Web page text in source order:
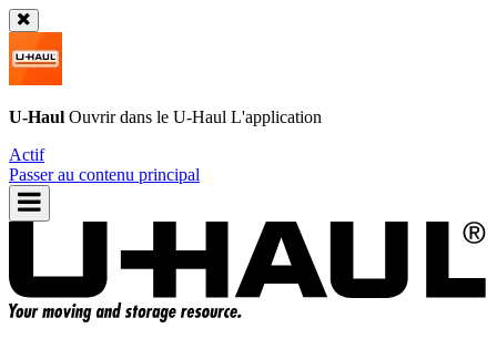
U-Haul Ouvrir dans le U-Haul L'application
Actif
Passer au contenu principal